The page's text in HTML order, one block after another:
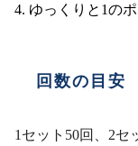
ゆっくりと1の
回数の目安
1セット50回、2セ